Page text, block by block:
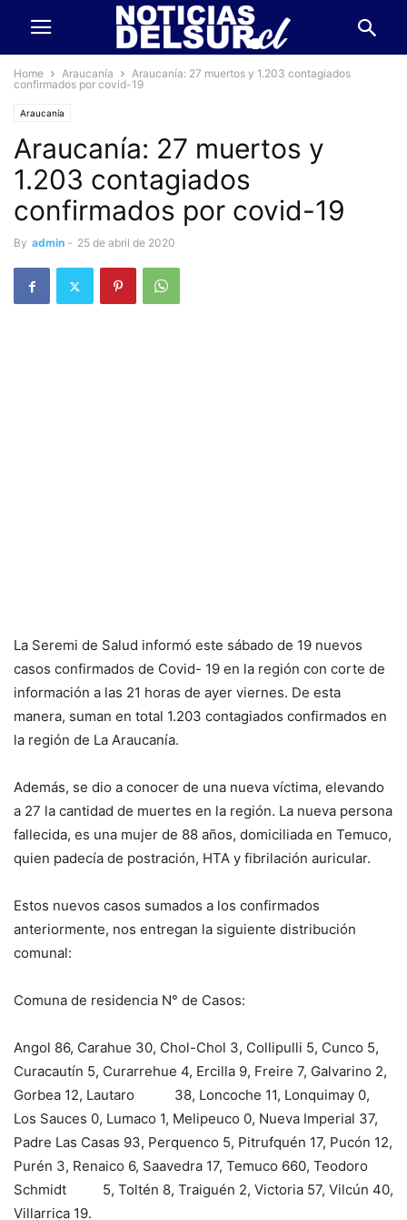
Home Araucanía
Araucanía: 27 muertos y 1.203 contagiados
confirmados por covid-19
Araucanía
Araucanía: 27 muertos y
1.203 contagiados
confirmados por covid-19
By admin - 25 de abril de 2020
La Seremi de Salud informó este sábado de 19 nuevos
casos confirmados de Covid- 19 en la región con corte de
información a las 21 horas de ayer viernes. De esta
manera, suman en total 1.203 contagiados confirmados en
la región de La Araucanía.
Además, se dio a conocer de una nueva víctima, elevando
a 27 la cantidad de muertes en la región. La nueva persona
fallecida, es una mujer de 88 años, domiciliada en Temuco,
quien padecía de postración, HTA y fibrilación auricular.
Estos nuevos casos sumados a los confirmados
anteriormente, nos entregan la siguiente distribución
comunal:
Comuna de residencia N° de Casos:
Angol 86, Carahue 30, Chol-Chol 3, Collipulli 5, Cunco 5,
Curacautín 5, Curarrehue 4, Ercilla 9, Freire 7, Galvarino 2,
Gorbea 12, Lautaro 38, Loncoche 11, Lonquimay 0,
Los Sauces 0, Lumaco 1, Melipeuco 0, Nueva Imperial 37,
Padre Las Casas 93, Perquenco 5, Pitrufquén 17, Pucón 12,
Purén 3, Renaico 6, Saavedra 17, Temuco 660, Teodoro
Schmidt 5, Toltén 8, Traiguén 2, Victoria 57, Vilcún 40,
Villarrica 19.